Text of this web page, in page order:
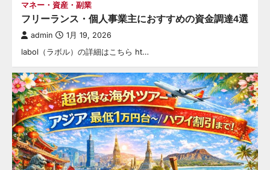
マネー・資産・副業
フリーランス・個人事業主におすすめの資金調達4選
admin 1月 19, 2026
labol（ラボル）の詳細はこちら ht…